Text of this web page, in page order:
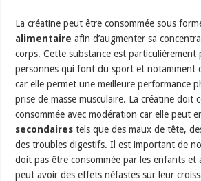
La créatine peut être consommée sous
alimentaire afin d’augmenter sa
corps. Cette substance est particulièrement
personnes qui font du sport et notamment
car elle permet une meilleure performance
prise de masse musculaire. La créatine doit
consommée avec modération car elle peut
secondaires tels que des maux de tête,
des troubles digestifs. Il est important de
doit pas être consommée par les enfants et
peut avoir des effets néfastes sur leur